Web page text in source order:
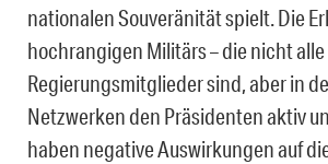
nationalen Souveränität spielt. Die
hochrangigen Militärs – die nicht alle
Regierungsmitglieder sind, aber in
Netzwerken den Präsidenten aktiv
haben negative Auswirkungen auf